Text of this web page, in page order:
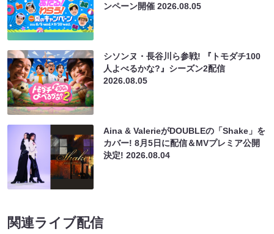
ンペーン開催2026.08.05
シソンヌ・長谷川ら参戦! 『トモダチ100
人よべるかな?』シーズン2配信
2026.08.05
Aina & ValerieがDOUBLEの「Shake」を
カバー! 8月5日に配信＆MVプレミア公開
決定!2026.08.04
関連ライブ配信